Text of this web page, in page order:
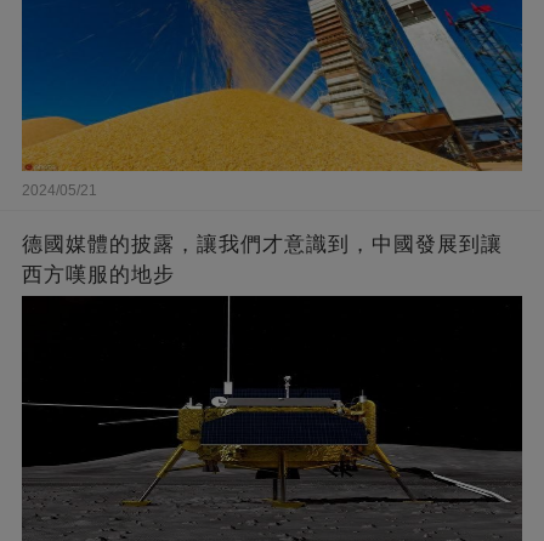
2024/05/21
德國媒體的披露，讓我們才意識到，中國發展到讓
西方嘆服的地步